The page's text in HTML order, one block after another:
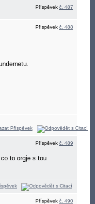
Příspěvek č. 487
Příspěvek č. 488
Příspěvek č. 489
to orgje s tou
Příspěvek č. 490